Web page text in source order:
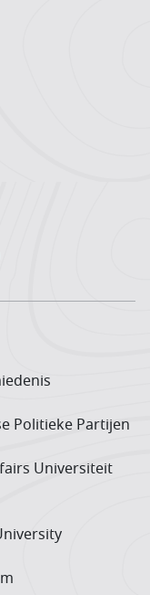
Politieke Partijen
Universiteit